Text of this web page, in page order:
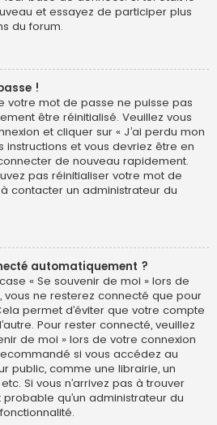
et essayez de participer plus
du forum.
!
votre mot de passe ne puisse pas
être réinitialisé. Veuillez vous
et cliquer sur « J’ai perdu mon
instructions et vous devriez être en
de nouveau rapidement.
pas réinitialiser votre mot de
contacter un administrateur du
automatiquement ?
« Se souvenir de moi » lors de
vous ne resterez connecté que pour
permet d’éviter que votre compte
Pour rester connecté, veuillez
de moi » lors de votre connexion
si vous accédez au
public, comme une librairie, un
Si vous n’arrivez pas à trouver
qu’un administrateur du